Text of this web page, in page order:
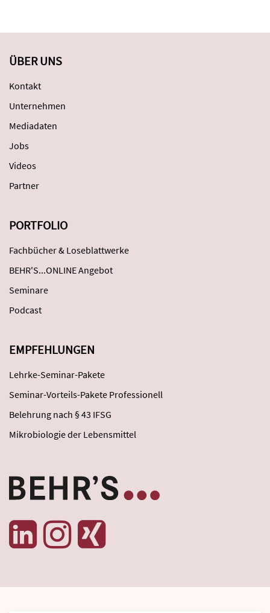
ÜBER UNS
Kontakt
Unternehmen
Mediadaten
Jobs
Videos
Partner
PORTFOLIO
Fachbücher & Loseblattwerke
BEHR'S...ONLINE Angebot
Seminare
Podcast
EMPFEHLUNGEN
Lehrke-Seminar-Pakete
Seminar-Vorteils-Pakete Professionell
Belehrung nach § 43 IFSG
Mikrobiologie der Lebensmittel